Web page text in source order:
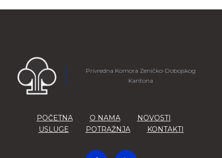
Privredna Komora Zeničko-Dobojskog
Kantona
POČETNA O NAMA
NOVOSTI
USLUGE
POTRAŽNJA KONTAKTI